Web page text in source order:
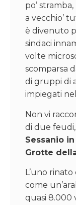
po’
a vecchio’
è divenuto
sindaci
volte
scomparsa
di gruppi di
impiegati
Non vi
di due
Sessanio
Grotte
L’uno
come
quasi 8.000